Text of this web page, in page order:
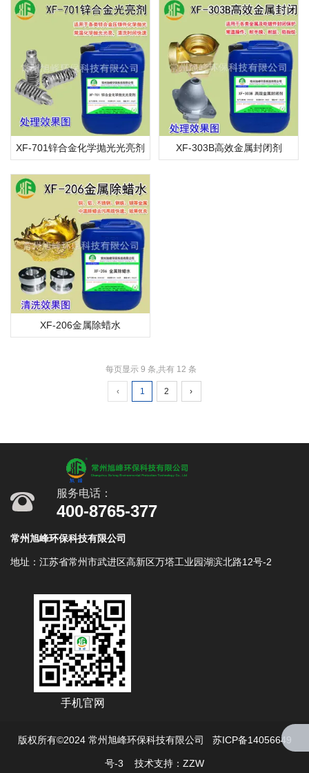
XF-701锌合金化学抛光光亮剂 XF-303B高效金属封闭剂
XF-206金属除蜡水
每页显示 9 条,共有 12 条
‹ 1 2 ›
服务电话：
400-8765-377
常州旭峰环保科技有限公司
地址：江苏省常州市武进区高新区万塔工业园湖滨北路12号-2
手机官网
版权所有©2024 常州旭峰环保科技有限公司 苏ICP备14056649
号-3 技术支持：ZZW